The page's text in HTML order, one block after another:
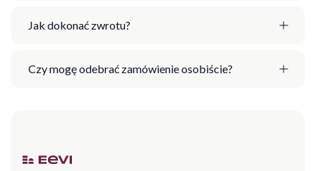
Jak dokonać zwrotu?
Czy mogę odebrać zamówienie osobiście?